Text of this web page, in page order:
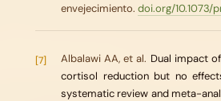
envejecimiento. doi.org/10.1073/
[7] Albalawi AA, et al. Dual impact
cortisol reduction but no
systematic review and meta-